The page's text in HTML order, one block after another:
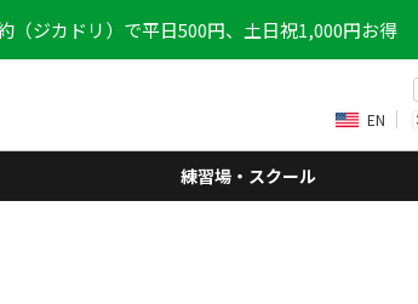
（ジカドリ）で平日500円、土日祝1,000円お得
EN
練習場・スクール